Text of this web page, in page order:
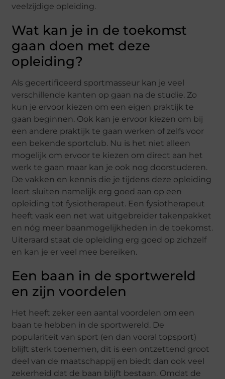
veelzijdige opleiding.
Wat kan je in de toekomst
gaan doen met deze
opleiding?
Als gecertificeerd sportmasseur kan je veel
verschillende kanten op gaan na de studie. Zo
kun je ervoor kiezen om een eigen praktijk te
gaan beginnen. Ook kan je ervoor kiezen om bij
een andere praktijk te gaan werken of zelfs voor
een bekende sportclub. Nu is het niet alleen
mogelijk om ervoor te kiezen om direct aan het
werk te gaan maar kan je ook nog doorstuderen.
De vakken en kennis die je tijdens deze opleiding
leert sluiten namelijk erg goed aan op een
opleiding tot fysiotherapeut. Een fysiotherapeut
heeft vaak een net wat uitgebreider takenpakket
en nóg meer baanmogelijkheden in de toekomst.
Uiteraard staat de opleiding erg goed op zichzelf
en kan je er veel mee bereiken.
Een baan in de sportwereld
en zijn voordelen
Het heeft zeker een aantal voordelen om een
baan te hebben in de sportwereld. De
populariteit van sport (en dan vooral topsport)
blijft sterk toenemen, dit is een ontzettend groot
deel van de maatschappij en biedt dan ook veel
zekerheid dat de baan blijft bestaan. Omdat de